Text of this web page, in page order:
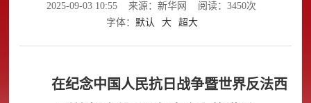
2025-09-03 10:55 来源：新华网
阅读：3450次
字体： 默认 大 超大
在纪念中国人民抗日战争暨世界反法西